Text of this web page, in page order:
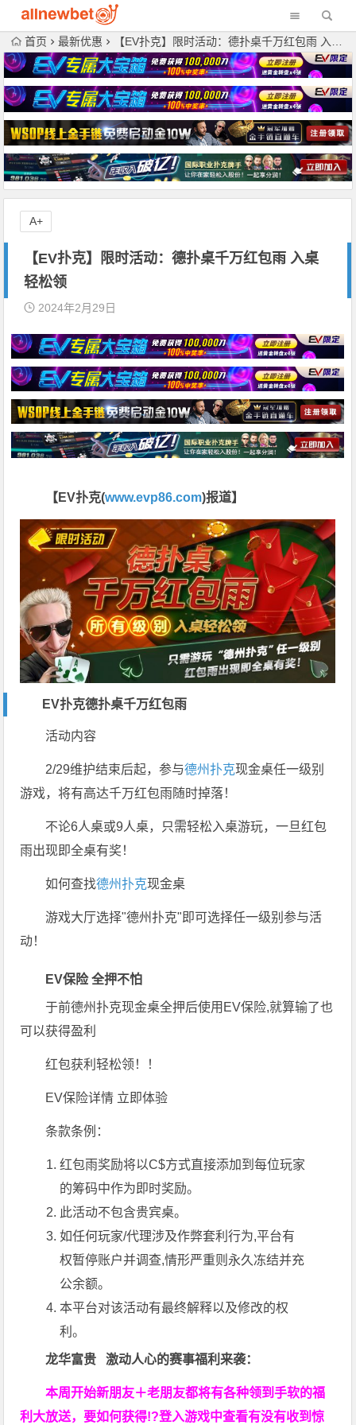
首页 最新优惠 【EV扑克】限时活动：德扑桌千万红包雨 入桌轻松领
【EV扑克】限时活动：德扑桌千万红包雨 入桌
轻松领
2024年2月29日
【EV扑克(www.evp86.com)报道】
EV扑克德扑桌千万红包雨
活动内容
2/29维护结束后起，参与德州扑克现金桌任一级别
游戏，将有高达千万红包雨随时掉落！
不论6人桌或9人桌，只需轻松入桌游玩，一旦红包
雨出现即全桌有奖！
如何查找德州扑克现金桌
游戏大厅选择"德州扑克"即可选择任一级别参与活
动！
EV保险 全押不怕
于前德州扑克现金桌全押后使用EV保险,就算输了也
可以获得盈利
红包获利轻松领！！
EV保险详情 立即体验
条款条例：
红包雨奖励将以C$方式直接添加到每位玩家
的筹码中作为即时奖励。
此活动不包含贵宾桌。
如任何玩家/代理涉及作弊套利行为,平台有
权暂停账户并调查,情形严重则永久冻结并充
公余额。
本平台对该活动有最终解释以及修改的权
利。
龙华富贵 激动人心的赛事福利来袭：
本周开始新朋友＋老朋友都将有各种领到手软的福
利大放送，要如何获得!?登入游戏中查看有没有收到惊
A+